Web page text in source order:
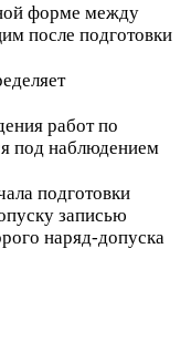
форме между
после подготовки
работ по
под наблюдением
подготовки
записью
наряд-допуска